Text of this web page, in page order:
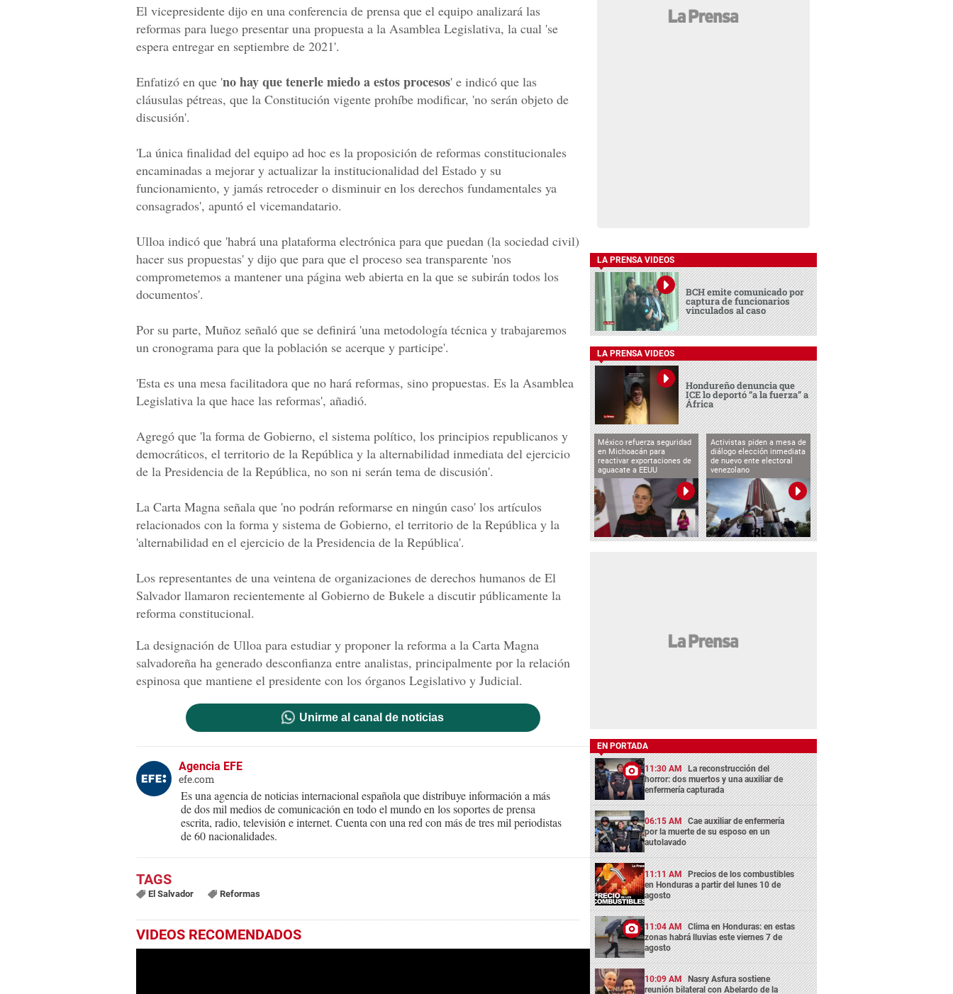
El vicepresidente dijo en una conferencia de prensa que el equipo analizará las
reformas para luego presentar una propuesta a la Asamblea Legislativa, la cual 'se
espera entregar en septiembre de 2021'.
Enfatizó en que 'no hay que tenerle miedo a estos procesos' e indicó que las
cláusulas pétreas, que la Constitución vigente prohíbe modificar, 'no serán objeto de
discusión'.
'La única finalidad del equipo ad hoc es la proposición de reformas constitucionales
encaminadas a mejorar y actualizar la institucionalidad del Estado y su
funcionamiento, y jamás retroceder o disminuir en los derechos fundamentales ya
consagrados', apuntó el vicemandatario.
Ulloa indicó que 'habrá una plataforma electrónica para que puedan (la sociedad civil)
hacer sus propuestas' y dijo que para que el proceso sea transparente 'nos
comprometemos a mantener una página web abierta en la que se subirán todos los
documentos'.
Por su parte, Muñoz señaló que se definirá 'una metodología técnica y trabajaremos
un cronograma para que la población se acerque y participe'.
'Esta es una mesa facilitadora que no hará reformas, sino propuestas. Es la Asamblea
Legislativa la que hace las reformas', añadió.
Agregó que 'la forma de Gobierno, el sistema político, los principios republicanos y
democráticos, el territorio de la República y la alternabilidad inmediata del ejercicio
de la Presidencia de la República, no son ni serán tema de discusión'.
La Carta Magna señala que 'no podrán reformarse en ningún caso' los artículos
relacionados con la forma y sistema de Gobierno, el territorio de la República y la
'alternabilidad en el ejercicio de la Presidencia de la República'.
Los representantes de una veintena de organizaciones de derechos humanos de El
Salvador llamaron recientemente al Gobierno de Bukele a discutir públicamente la
reforma constitucional.
La designación de Ulloa para estudiar y proponer la reforma a la Carta Magna
salvadoreña ha generado desconfianza entre analistas, principalmente por la relación
espinosa que mantiene el presidente con los órganos Legislativo y Judicial.
Unirme al canal de noticias
Agencia EFE
efe.com
Es una agencia de noticias internacional española que distribuye información a más
de dos mil medios de comunicación en todo el mundo en los soportes de prensa
escrita, radio, televisión e internet. Cuenta con una red con más de tres mil periodistas
de 60 nacionalidades.
El Salvador Reformas
VIDEOS RECOMENDADOS
LA PRENSA VIDEOS
BCH emite comunicado por
captura de funcionarios
vinculados al caso
LA PRENSA VIDEOS
Hondureño denuncia que
ICE lo deportó “a la fuerza” a
África
México refuerza seguridad
en Michoacán para
reactivar exportaciones de
aguacate a EEUU
Activistas piden a mesa de
diálogo elección inmediata
de nuevo ente electoral
venezolano
EN PORTADA
11:30 AM La reconstrucción del
horror: dos muertos y una auxiliar de
enfermería capturada
06:15 AM Cae auxiliar de enfermería
por la muerte de su esposo en un
autolavado
11:11 AM Precios de los combustibles
en Honduras a partir del lunes 10 de
agosto
11:04 AM Clima en Honduras: en estas
zonas habrá lluvias este viernes 7 de
agosto
10:09 AM Nasry Asfura sostiene
reunión bilateral con Abelardo de la